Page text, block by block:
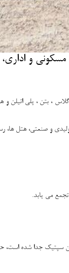
و اداری،
، بتن ، پلی اتیلن
و صنعتی، هتل ها،
66% از کل حجم سپتیک تانک